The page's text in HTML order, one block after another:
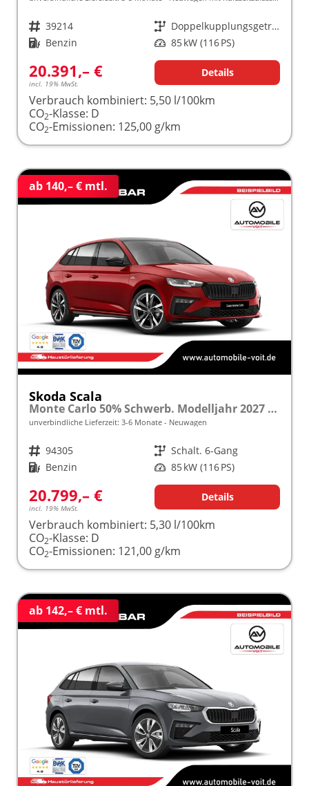
Fahrzeugnr. 39214 Getriebe
Doppelkupplungsgetriebe (DSG)
Kraftstoff Benzin Leistung 85 kW (116 PS)
20.391,– €
incl. 19% MwSt.
Details
Verbrauch kombiniert: 5,50 l/100km
CO2-Klasse: D
CO2-Emissionen: 125,00 g/km
ab 140,– € mtl.
Skoda Scala
Monte Carlo 50% Schwerb. Modelljahr 2027 1.0 TSI 116 PS Panoramadach 17"Alu "Sonderangebot bei Schwerbehinderung" frei konfigurierbar!
unverbindliche Lieferzeit: 3-6 Monate Neuwagen
Fahrzeugnr. 94305 Getriebe Schalt. 6-Gang
Kraftstoff Benzin Leistung 85 kW (116 PS)
20.799,– €
incl. 19% MwSt.
Details
Verbrauch kombiniert: 5,30 l/100km
CO2-Klasse: D
CO2-Emissionen: 121,00 g/km
ab 142,– € mtl.